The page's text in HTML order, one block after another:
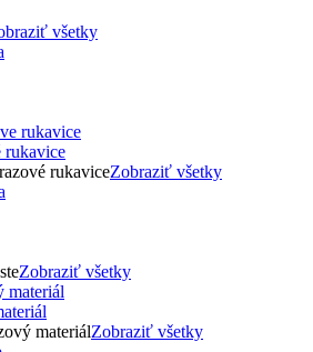
všetky
rukavice
rukaviceZobraziť všetky
Zobraziť všetky
materiálZobraziť všetky